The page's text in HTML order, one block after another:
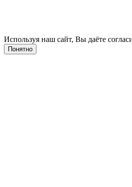
Используя наш сайт, Вы даёте
Понятно